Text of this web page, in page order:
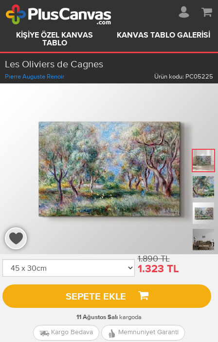
KIŞIYE ÖZEL KANVAS
TABLO
KANVAS TABLO GALERISI
Les Oliviers de Cagnes
Pierre Auguste Renoir Ürün kodu: PC05225
1.890 TL
1.323 TL
SEPETE EKLE
11 Ağustos Salı kargoda
Kargo Bedava Memnuniyet Garanti